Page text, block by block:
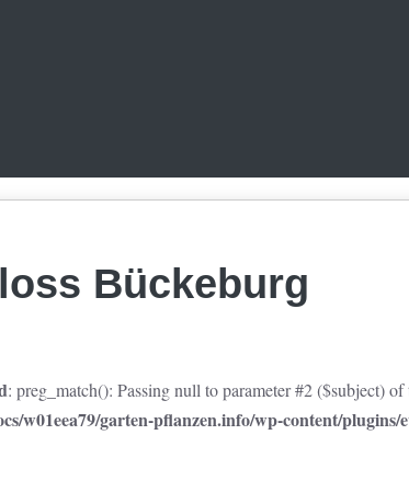
Bückeburg
: preg_match(): Passing null to parameter #2 ($subject)
w01eea79/garten-pflanzen.info/wp-content/plugins/